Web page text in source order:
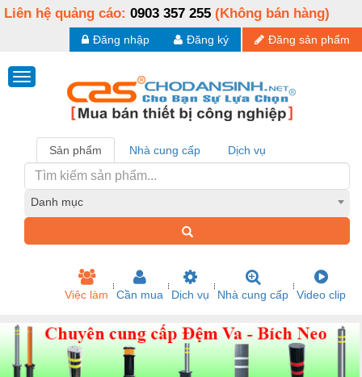
Liên hệ quảng cáo: 0903 357 255 (Không bán hàng)
Đăng sản phẩm
Đăng ký
Đăng nhập
Sản phẩm Nhà cung cấp Dịch vụ
Danh mục
Việc làm Cần mua Dịch vụ Nhà cung cấp Video clip